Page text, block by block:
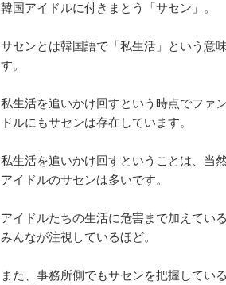
韓国アイドルに付きまとう「サセン」。
サセンとは韓国語で「私生活」という意
す。
私生活を追いかけ回すという時点でファ
ドルにもサセンは存在しています。
私生活を追いかけ回すということは、当
アイドルのサセンは多いです。
アイドルたちの生活に危害まで加えてい
みんなが注視しているほど。
また、事務所側でもサセンを把握してい